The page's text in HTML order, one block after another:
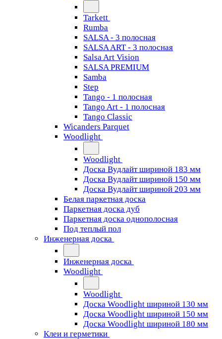
Tarkett
Rumba
SALSA - 3 полосная
SALSA ART - 3 полосная
Salsa Art Vision
SALSA PREMIUM
Samba
Step
Tango - 1 полосная
Tango Art - 1 полосная
Tango Classiс
Wicanders Parquet
Woodlight
Woodlight
Доска Вудлайт шириной 183 мм
Доска Вудлайт шириной 150 мм
Доска Вудлайт шириной 203 мм
Белая паркетная доска
Паркетная доска дуб
Паркетная доска однополосная
Под теплый пол
Инженерная доска
Инженерная доска
Woodlight
Woodlight
Доска Woodlight шириной 130 мм
Доска Woodlight шириной 150 мм
Доска Woodlight шириной 180 мм
Клеи и герметики